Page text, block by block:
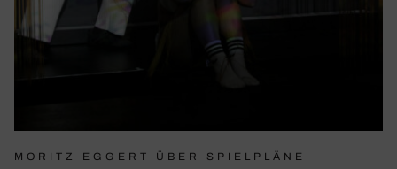
MORITZ EGGERT ÜBER SPIELPLÄNE